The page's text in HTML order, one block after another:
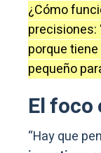
¿Cómo
precisiones:
porque
pequeño
El
“Hay que